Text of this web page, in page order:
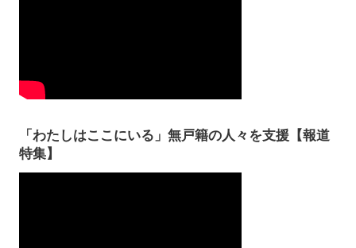
「わたしはここにいる」無戸籍の人々を支援【報道
特集】